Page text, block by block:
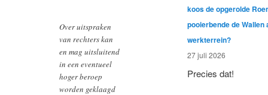
Over uitspraken
van rechters kan
en mag uitsluitend
in een eventueel
hoger beroep
worden geklaagd
koos de opgerolde
pooierbende de Wallen
werkterrein?
27 juli 2026
Precies dat!